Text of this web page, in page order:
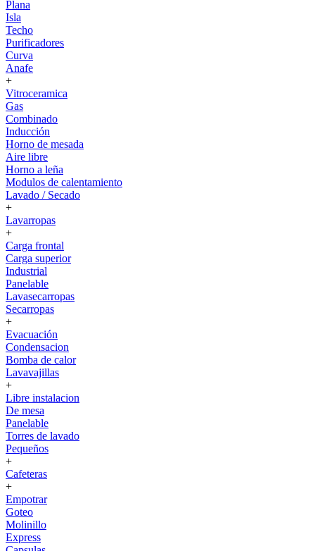
Plana
Isla
Techo
Purificadores
Curva
Anafe
+
Vitroceramica
Gas
Combinado
Inducción
Horno de mesada
Aire libre
Horno a leña
Modulos de calentamiento
Lavado / Secado
+
Lavarropas
+
Carga frontal
Carga superior
Industrial
Panelable
Lavasecarropas
Secarropas
+
Evacuación
Condensacion
Bomba de calor
Lavavajillas
+
Libre instalacion
De mesa
Panelable
Torres de lavado
Pequeños
+
Cafeteras
+
Empotrar
Goteo
Molinillo
Express